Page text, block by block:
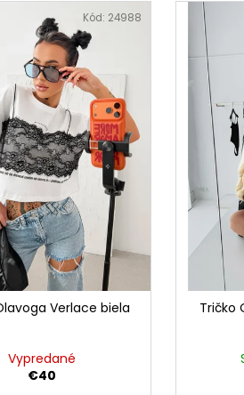
Verlace biela
Vypredané
€40
Kód: 24988
Tričko